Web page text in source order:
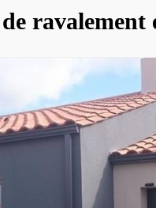
ravalement